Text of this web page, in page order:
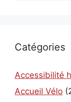
Catégories
Accessibilité
Accueil Vélo